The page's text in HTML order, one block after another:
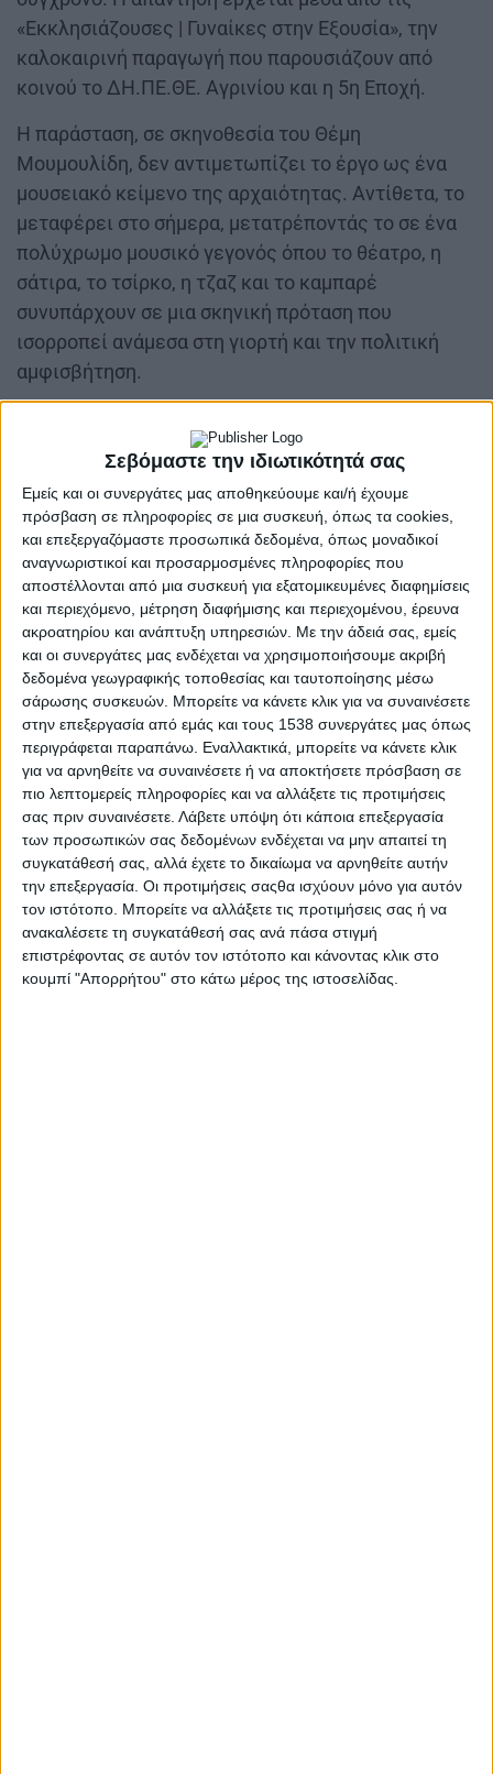
Σεβόμαστε την ιδιωτικότητά σας
Εμείς και οι συνεργάτες μας αποθηκεύουμε και/ή έχουμε
πρόσβαση σε πληροφορίες σε μια συσκευή, όπως τα cookies,
και επεξεργαζόμαστε προσωπικά δεδομένα, όπως μοναδικοί
αναγνωριστικοί και προσαρμοσμένες πληροφορίες που
αποστέλλονται από μια συσκευή για εξατομικευμένες διαφημίσεις
και περιεχόμενο, μέτρηση διαφήμισης και περιεχομένου, έρευνα
ακροατηρίου και ανάπτυξη υπηρεσιών. Με την άδειά σας, εμείς
και οι συνεργάτες μας ενδέχεται να χρησιμοποιήσουμε ακριβή
δεδομένα γεωγραφικής τοποθεσίας και ταυτοποίησης μέσω
σάρωσης συσκευών. Μπορείτε να κάνετε κλικ για να συναινέσετε
στην επεξεργασία από εμάς και τους 1538 συνεργάτες μας όπως
περιγράφεται παραπάνω. Εναλλακτικά, μπορείτε να κάνετε κλικ
για να αρνηθείτε να συναινέσετε ή να αποκτήσετε πρόσβαση σε
πιο λεπτομερείς πληροφορίες και να αλλάξετε τις προτιμήσεις
σας πριν συναινέσετε. Λάβετε υπόψη ότι κάποια επεξεργασία
των προσωπικών σας δεδομένων ενδέχεται να μην απαιτεί τη
συγκατάθεσή σας, αλλά έχετε το δικαίωμα να αρνηθείτε αυτήν
την επεξεργασία. Οι προτιμήσεις σαςθα ισχύουν μόνο για αυτόν
τον ιστότοπο. Μπορείτε να αλλάξετε τις προτιμήσεις σας ή να
ανακαλέσετε τη συγκατάθεσή σας ανά πάσα στιγμή
επιστρέφοντας σε αυτόν τον ιστότοπο και κάνοντας κλικ στο
κουμπί "Απορρήτου" στο κάτω μέρος της ιστοσελίδας.
«Εκκλησιάζουσες | Γυναίκες στην Εξουσία», την
καλοκαιρινή παραγωγή που παρουσιάζουν από
κοινού το ΔΗ.ΠΕ.ΘΕ. Αγρινίου και η 5η Εποχή.
Η παράσταση, σε σκηνοθεσία του Θέμη
Μουμουλίδη, δεν αντιμετωπίζει το έργο ως ένα
μουσειακό κείμενο της αρχαιότητας. Αντίθετα, το
μεταφέρει στο σήμερα, μετατρέποντάς το σε ένα
πολύχρωμο μουσικό γεγονός όπου το θέατρο, η
σάτιρα, το τσίρκο, η τζαζ και το καμπαρέ
συνυπάρχουν σε μια σκηνική πρόταση που
ισορροπεί ανάμεσα στη γιορτή και την πολιτική
αμφισβήτηση.
τολμηρά έργα του αρχαίου δράματος. Οι γυναίκες
οργανώνονται, διεκδικούν την εξουσία και
προτείνουν ένα διαφορετικό μοντέλο κοινωνικής
οργάνωσης. Πίσω από το γέλιο, όμως, κρύβεται
μια βαθιά πολιτική αγωνία. Η παράσταση
αναδεικνύει ακριβώς αυτή τη διάσταση: την
αναζήτηση διεξόδου σε μια κοινωνία που συναντά
συνεχώς τα όριά της και αναγκάζεται να
φαντάζεται ακόμη και ουτοπικές λύσεις για να
ξαναβρεί την αίσθηση ενός κοινού μέλλοντος.
Η νέα διασκευή των Νεφέλης Μαϊστράλη και Θέμη